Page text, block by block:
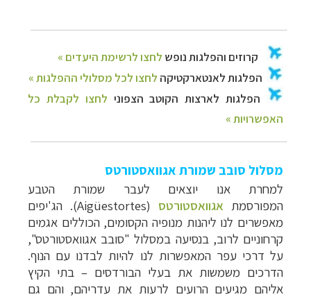
מסלול סובב שמורת אגוואסטורטס
למחרת אנו יוצאים לעבר שמורת הטבע
המפורסמת אגוואסטורטס (
Aigüestortes). הג'יפים
מאפשרים לנו ליהנות מנופיה הקסומים, הכוללים אגמים
קרחוניים לרוב, בנסיעה במסלול "סובב אגוואסטורטס",
על דרכי עפר המאפשרות לנו להיות לבדנו עם הנוף.
הדרכים משמשות את בעלי הבורדסים – בתי הקיץ
אליהם מגיעים הרועים לרעות את עדריהם, והם גם